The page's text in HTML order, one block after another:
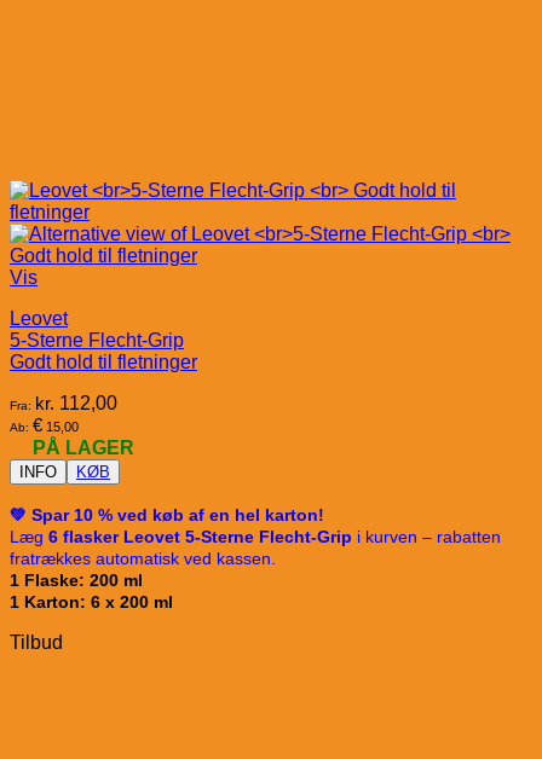
Vis
Leovet
5-Sterne Flecht-Grip
Godt hold til fletninger
Fra: kr. 112,00
Ab: € 15,00
PÅ LAGER
INFO KØB
💚 Spar 10 % ved køb af en hel karton!
Læg 6 flasker Leovet 5-Sterne Flecht-Grip i kurven – rabatten
fratrækkes automatisk ved kassen.
1 Flaske: 200 ml
1 Karton: 6 x 200 ml
Tilbud